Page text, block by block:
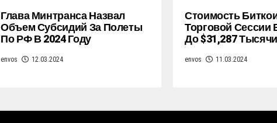
Глава Минтранса Назвал
Объем Субсидий За Полеты
По РФ В 2024 Году
envos 12.03.2024
Стоимость
Торговой Сессии
До $31,287 Тысячи
envos 11.03.2024